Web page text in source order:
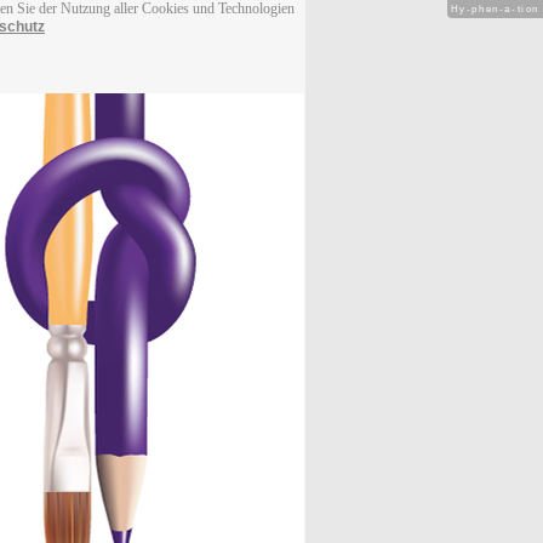
Sie der Nutzung aller Cookies und Technologien
Hy-phen-a-tion